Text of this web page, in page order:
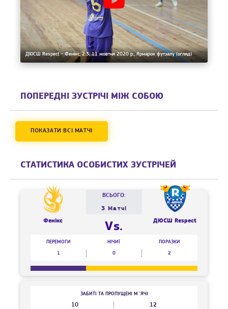
ДЮСШ Respect - Фенікс, 2:3, 11 жовтня 2020 р., Ярмарок футзалу (огляд)
ПОПЕРЕДНІ ЗУСТРІЧІ МІЖ СОБОЮ
ПОКАЗАТИ ВСІ МАТЧІ
СТАТИСТИКА ОСОБИСТИХ ЗУСТРІЧЕЙ
Фенікс
ВСЬОГО:
3 Матчі
Vs. ДЮСШ Respect
ПЕРЕМОГИ
1
НІЧИЇ
0
ПОРАЗКИ
2
10
ЗАБИТІ ТА ПРОПУЩЕНІ М`ЯЧІ
12